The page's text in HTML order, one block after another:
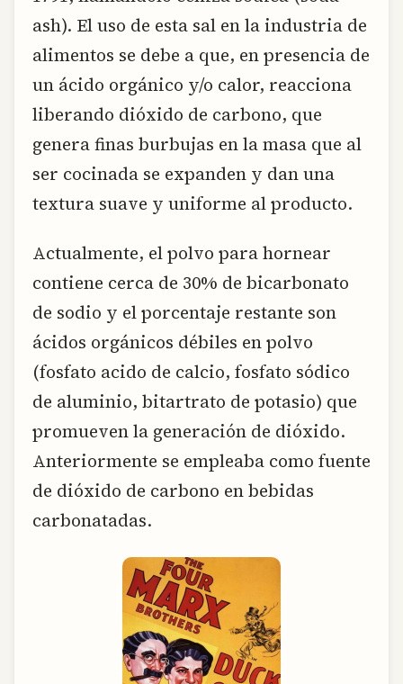
ash). El uso de esta sal en la industria de
alimentos se debe a que, en presencia de
un ácido orgánico y/o calor, reacciona
liberando dióxido de carbono, que
genera finas burbujas en la masa que al
ser cocinada se expanden y dan una
textura suave y uniforme al producto.
Actualmente, el polvo para hornear
contiene cerca de 30% de bicarbonato
de sodio y el porcentaje restante son
ácidos orgánicos débiles en polvo
(fosfato acido de calcio, fosfato sódico
de aluminio, bitartrato de potasio) que
promueven la generación de dióxido.
Anteriormente se empleaba como fuente
de dióxido de carbono en bebidas
carbonatadas.